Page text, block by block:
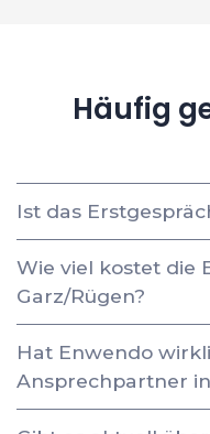
Häufig
Ist das
Wie viel kostet die
Garz/Rügen?
Hat Enwendo
Ansprechpartner